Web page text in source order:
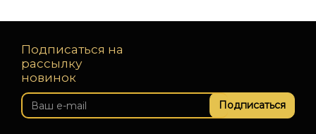
Подписаться на
рассылку
новинок
Подписаться